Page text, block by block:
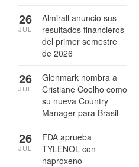
Almirall anuncio sus
resultados financieros
del primer semestre
de 2026
26
JUL
Glenmark nombra a
Cristiane Coelho como
su nueva Country
Manager para Brasil
26
JUL
FDA aprueba
TYLENOL con
naproxeno
26
JUL